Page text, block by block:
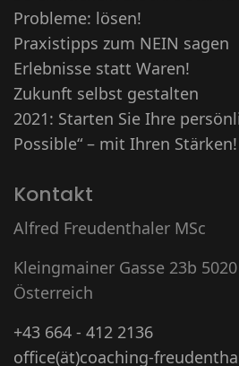
Probleme: lösen!
Praxistipps zum NEIN sagen
Erlebnisse statt Waren!
Zukunft selbst gestalten
2021: Starten Sie Ihre
Possible“ – mit Ihren Stärken!
Kontakt
Alfred Freudenthaler MSc
Kleingmainer Gasse 23b
Österreich
+43 664 - 412 2136
office(ät)coaching-